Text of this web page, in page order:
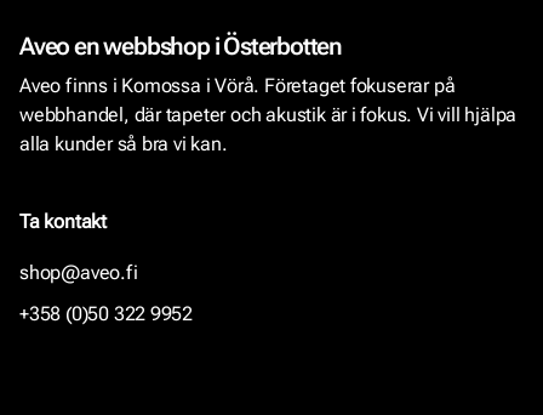
Aveo en webbshop i Österbotten
Aveo finns i Komossa i Vörå. Företaget fokuserar på
webbhandel, där tapeter och akustik är i fokus. Vi vill hjälpa
alla kunder så bra vi kan.
Ta kontakt
shop@aveo.fi
+358 (0)50 322 9952